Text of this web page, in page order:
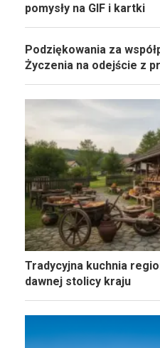
pomysły na GIF i kartki
Podziękowania za
Życzenia na odejście z
Tradycyjna kuchnia
dawnej stolicy kraju